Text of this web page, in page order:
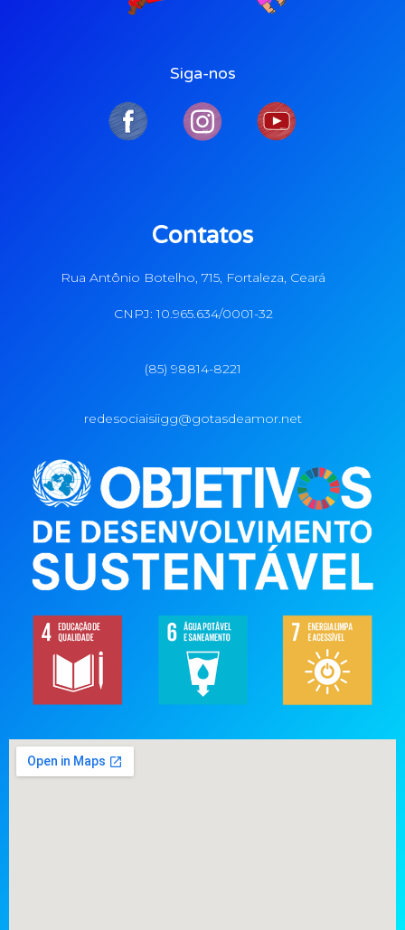
Siga-nos
Contatos
Rua Antônio Botelho, 715, Fortaleza, Ceará
CNPJ: 10.965.634/0001-32
(85) 98814-8221
redesociaisiigg@gotasdeamor.net